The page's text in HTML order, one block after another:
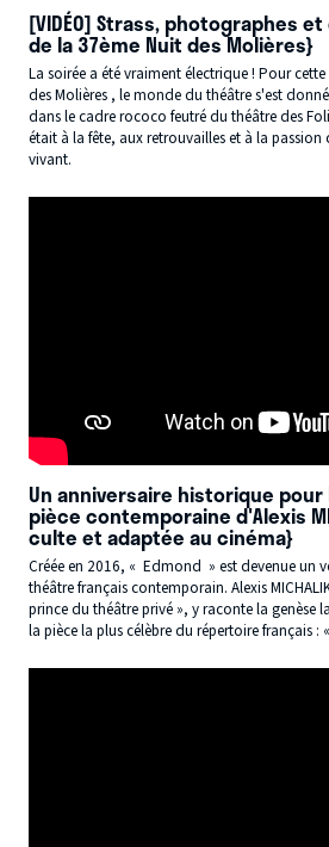
[VIDÉO] Strass, photographes
de la 37ème Nuit des Molières}
La soirée a été vraiment électrique ! Pour
des Molières , le monde du théâtre s'est
dans le cadre rococo feutré du théâtre des
était à la fête, aux retrouvailles et à la
vivant.
Un anniversaire historique
pièce contemporaine d'Alexis
culte et adaptée au cinéma}
Créée en 2016, « Edmond » est devenue un
théâtre français contemporain. Alexis
prince du théâtre privé », y raconte la genèse
la pièce la plus célèbre du répertoire français :